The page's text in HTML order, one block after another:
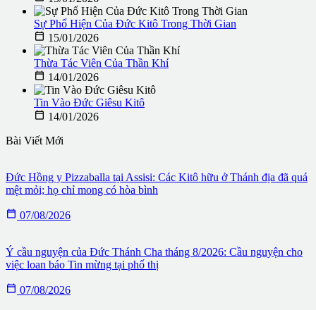
Sự Phổ Hiện Của Đức Kitô Trong Thời Gian
 15/01/2026
Thừa Tác Viên Của Thần Khí
 14/01/2026
Tin Vào Đức Giêsu Kitô
 14/01/2026
Bài Viết Mới
Đức Hồng y Pizzaballa tại Assisi: Các Kitô hữu ở Thánh địa đã quá
mệt mỏi; họ chỉ mong có hòa bình
 07/08/2026
Ý cầu nguyện của Đức Thánh Cha tháng 8/2026: Cầu nguyện cho
việc loan báo Tin mừng tại phố thị
 07/08/2026